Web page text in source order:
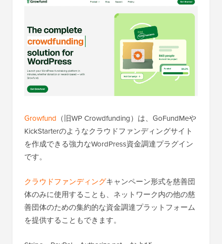
Growfund （旧WP Crowdfunding）は、GoFundMeや
KickStarterのようなクラウドファンディングサイト
を作成できる強力なWordPress資金調達プラグイン
です。
クラウドファンディングキャンペーン形式を慈善団
体のみに使用することも、ネットワーク内の他の慈
善団体のための集約的な資金調達プラットフォーム
を提供することもできます。